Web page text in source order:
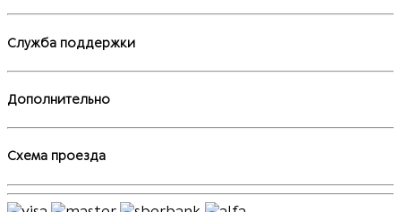
Служба поддержки
Дополнительно
Схема проезда